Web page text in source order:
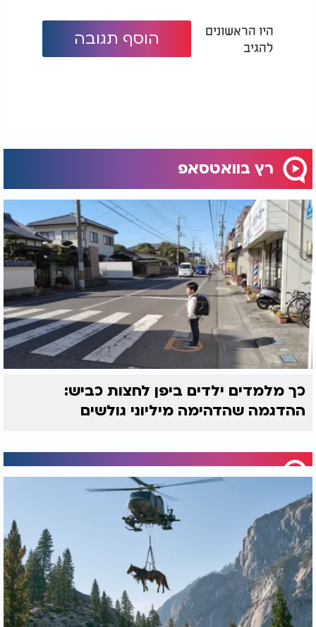
היו הראשונים
להגיב
הוסף תגובה
רץ בוואטסאפ
כך מלמדים ילדים ביפן לחצות כביש:
ההדגמה שהדהימה מיליוני גולשים